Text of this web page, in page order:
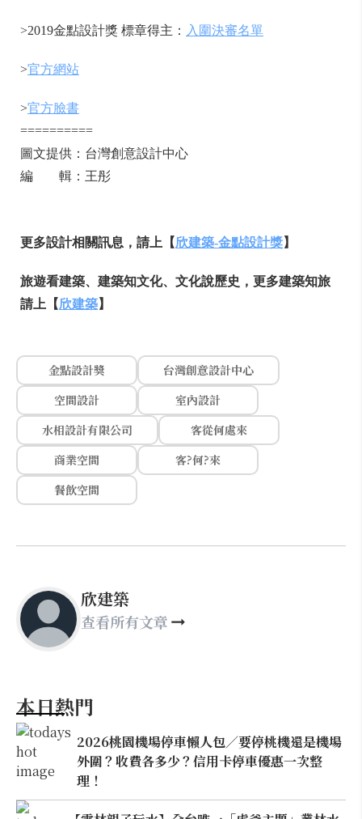
>2019金點設計獎 標章得主： 入圍決審名單
>官方網站
>官方臉書
==========
圖文提供：台灣創意設計中心
編 輯：王彤
更多設計相關訊息，請上【欣建築-金點設計獎】
旅遊看建築、建築知文化、文化說歷史，更多建築知旅
請上【欣建築】
金點設計獎
台灣創意設計中心
空間設計
室內設計
水相設計有限公司
客從何處來
商業空間
客?何?來
餐飲空間
欣建築
查看所有文章
本日熱門
2026桃園機場停車懶人包／要停桃機還是機場
外圍？收費各多少？信用卡停車優惠一次整
理！